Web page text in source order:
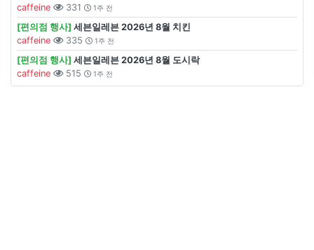
caffeine
331 1주 전
[편의점 행사] 세븐일레븐 2026년 8월 치킨
caffeine
335 1주 전
[편의점 행사] 세븐일레븐 2026년 8월 도시락
caffeine
515 1주 전